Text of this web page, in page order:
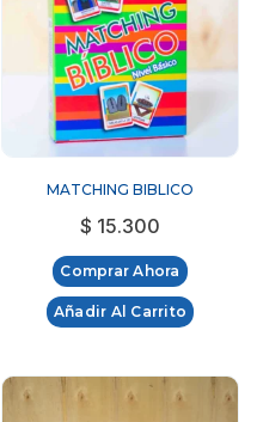
MATCHING BIBLICO
$ 15.300
Comprar Ahora
Añadir Al Carrito